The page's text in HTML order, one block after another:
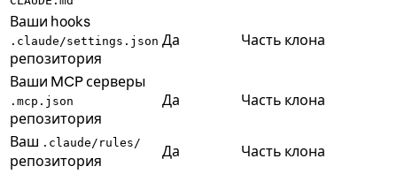
Ваши hooks
.claude/settings.json
репозитория
Да Часть клона
Ваши MCP серверы
.mcp.json
репозитория
Да Часть клона
Ваш .claude/rules/
репозитория
Да
Часть клона